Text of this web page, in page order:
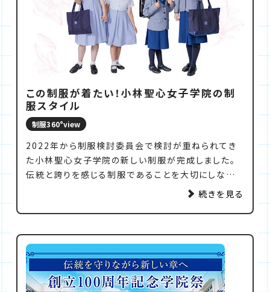
この制服が着たい！小林聖心女子学院の制
服スタイル
制服360°view
2022年から制服検討委員会で検討が重ねられてき
た小林聖心女子学院の新しい制服が完成しました。
伝統と誇りを感じる制服であることを大切にしなが
ら、今の時代にふさわしい変更点が冬服・夏服それぞ
聖心女子学院の新たな制服を紹介します。
続きを見る